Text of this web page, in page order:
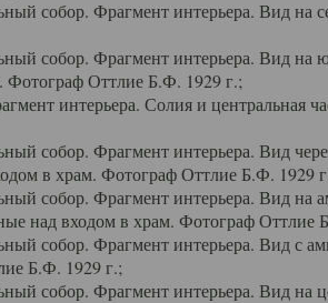
собор. Фрагмент интерьера. Вид на
собор. Фрагмент интерьера. Вид на
Фотограф Оттлие Б.Ф. 1929 г.;
интерьера. Солия и центральная
собор. Фрагмент интерьера. Вид
в храм. Фотограф Оттлие Б.Ф. 1929
собор. Фрагмент интерьера. Вид на
над входом в храм. Фотограф Оттлие
собор. Фрагмент интерьера. Вид с
Б.Ф. 1929 г.;
собор. Фрагмент интерьера. Вид на